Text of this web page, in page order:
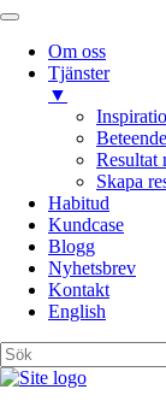
Om oss
Tjänster
▼
Resultat
Skapa
Habitud
Kundcase
Blogg
Nyhetsbrev
Kontakt
English